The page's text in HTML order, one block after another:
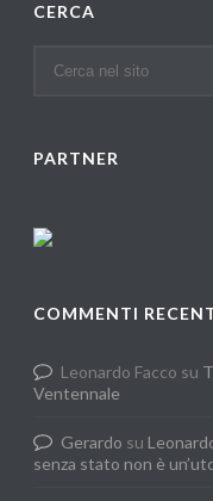
CERCA
PARTNER
COMMENTI
Leonardo Facco su
Ventennale
Gerardo su
senza stato non è